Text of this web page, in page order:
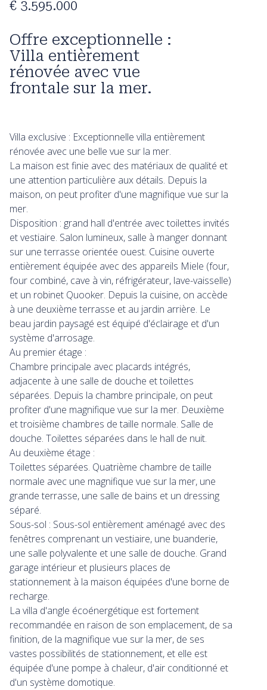
Offre exceptionnelle :
Villa entièrement
rénovée avec vue
frontale sur la mer.
€ 3.595.000
Villa exclusive : Exceptionnelle villa entièrement
rénovée avec une belle vue sur la mer.
La maison est finie avec des matériaux de qualité et
une attention particulière aux détails. Depuis la
maison, on peut profiter d'une magnifique vue sur la
mer.
Disposition : grand hall d'entrée avec toilettes invités
et vestiaire. Salon lumineux, salle à manger donnant
sur une terrasse orientée ouest. Cuisine ouverte
entièrement équipée avec des appareils Miele (four,
four combiné, cave à vin, réfrigérateur, lave-vaisselle)
et un robinet Quooker. Depuis la cuisine, on accède
à une deuxième terrasse et au jardin arrière. Le
beau jardin paysagé est équipé d'éclairage et d'un
système d'arrosage.
Au premier étage :
Chambre principale avec placards intégrés,
adjacente à une salle de douche et toilettes
séparées. Depuis la chambre principale, on peut
profiter d'une magnifique vue sur la mer. Deuxième
et troisième chambres de taille normale. Salle de
douche. Toilettes séparées dans le hall de nuit.
Au deuxième étage :
Toilettes séparées. Quatrième chambre de taille
normale avec une magnifique vue sur la mer, une
grande terrasse, une salle de bains et un dressing
séparé.
Sous-sol : Sous-sol entièrement aménagé avec des
fenêtres comprenant un vestiaire, une buanderie,
une salle polyvalente et une salle de douche. Grand
garage intérieur et plusieurs places de
stationnement à la maison équipées d'une borne de
recharge.
La villa d'angle écoénergétique est fortement
recommandée en raison de son emplacement, de sa
finition, de la magnifique vue sur la mer, de ses
vastes possibilités de stationnement, et elle est
équipée d'une pompe à chaleur, d'air conditionné et
d'un système domotique.